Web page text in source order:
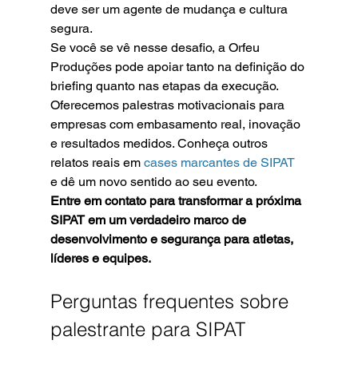
deve ser um agente de mudança e cultura
segura.
Se você se vê nesse desafio, a Orfeu
Produções pode apoiar tanto na definição do
briefing quanto nas etapas da execução.
Oferecemos palestras motivacionais para
empresas com embasamento real, inovação
e resultados medidos. Conheça outros
relatos reais em cases marcantes de SIPAT
e dê um novo sentido ao seu evento.
Entre em contato para transformar a próxima
SIPAT em um verdadeiro marco de
desenvolvimento e segurança para atletas,
líderes e equipes.
Perguntas frequentes sobre
palestrante para SIPAT